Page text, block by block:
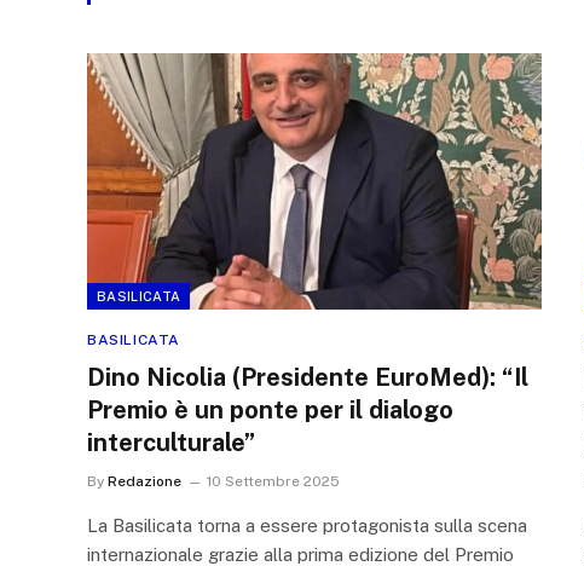
BASILICATA
BASILICATA
Dino Nicolia (Presidente EuroMed): “Il
Premio è un ponte per il dialogo
interculturale”
By Redazione 10 Settembre 2025
La Basilicata torna a essere protagonista sulla scena
internazionale grazie alla prima edizione del Premio